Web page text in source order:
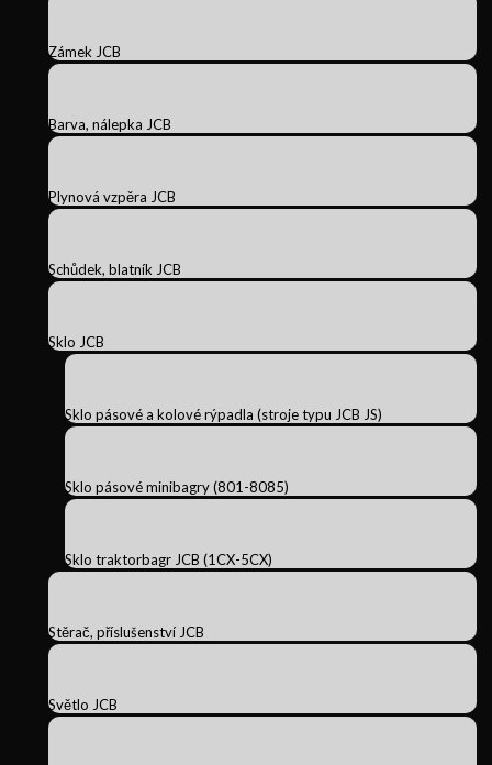
Zámek JCB
Barva, nálepka JCB
Plynová vzpěra JCB
Schůdek, blatník JCB
Sklo JCB
Sklo pásové a kolové rýpadla (stroje typu JCB JS)
Sklo pásové minibagry (801-8085)
Sklo traktorbagr JCB (1CX-5CX)
Stěrač, příslušenství JCB
Světlo JCB